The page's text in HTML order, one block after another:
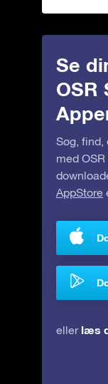
Se
OSR
Søg, find,
med
AppStore
eller læs